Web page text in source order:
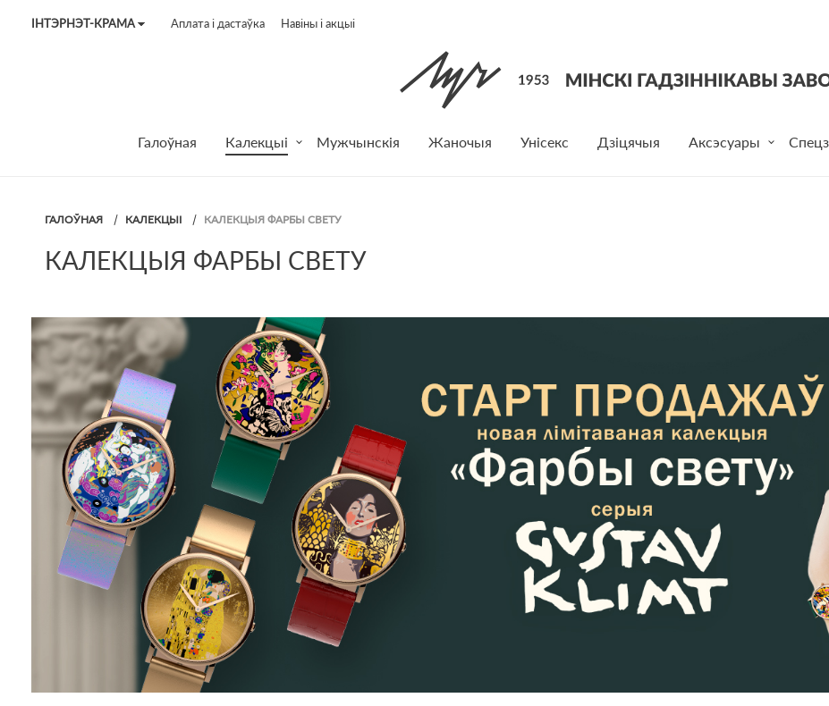
ІНТЭРНЭТ-КРАМА
Аплата і дастаўка Навіны і акцыі
Галоўная Калекцыі Мужчынскія Жаночыя Унісекс Дзіцячыя Аксэсуары
ГАЛОЎНАЯ КАЛЕКЦЫІ КАЛЕКЦЫЯ ФАРБЫ СВЕТУ
КАЛЕКЦЫЯ ФАРБЫ СВЕТУ